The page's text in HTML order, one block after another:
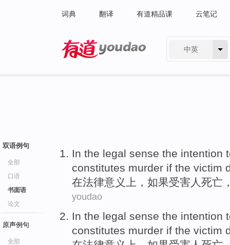
词典 翻译 有道精品课 云笔记
中英
双语例句
全部
口语
书面语
论文
原声例句
全部
In the legal sense the intention
constitutes murder if the victim
在法律意义上 ， 如果受害人 死亡
youdao
In the legal sense the intention
constitutes murder if the victim